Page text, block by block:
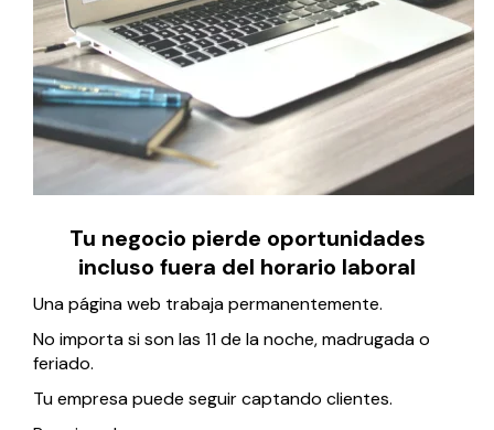
Tu negocio pierde oportunidades
incluso fuera del horario laboral
Una página web trabaja permanentemente.
No importa si son las 11 de la noche, madrugada o
feriado.
Tu empresa puede seguir captando clientes.